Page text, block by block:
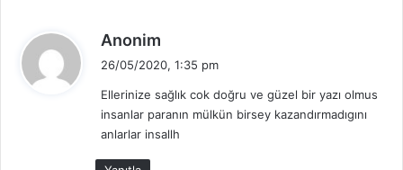
Anonim
i
k
i
26/05/2020, 1:35 pm
Ellerinize sağlık cok doğru ve güzel bir yazı olmus
insanlar paranın mülkün birsey kazandırmadıgını
anlarlar insallh